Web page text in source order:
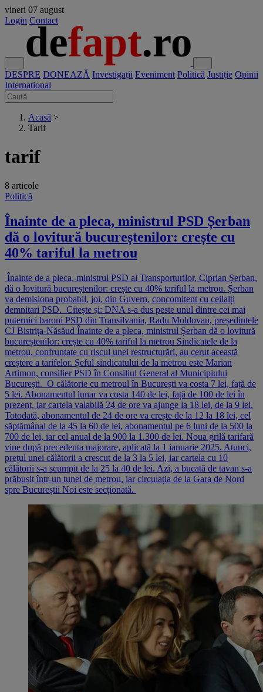
vineri 07 august
Login Contact
DESPRE DONEAZĂ Investigații Eveniment Politică Justiție Opinii
Internațional
Acasă >
Tarif
tarif
8 articole
Politică
Înainte de a pleca, ministrul PSD Șerban
dă o lovitură bucureștenilor: crește cu
40% tariful la metrou
Înainte de a pleca, ministrul PSD al Transporturilor, Ciprian Șerban,
dă o lovitură bucureștenilor: crește cu 40% tariful la metrou. Șerban
va demisiona probabil, joi, din Guvern, concomitent cu ceilalți
demnitari PSD. Citește și: DNA s-a dus peste unul dintre cei mai
puternici baroni PSD din Transilvania, Radu Moldovan, președintele
CJ Bistrița-Năsăud Înainte de a pleca, ministrul Șerban dă o lovitură
bucureștenilor: crește cu 40% tariful la metrou Sindicatele de la
metrou, confruntate cu riscul unei restructurări, au cerut această
creștere a tarifelor. Șeful sindicatului de la metrou este Marian
Artimon, consilier PSD în Consiliul General al Municipiului
București. O călătorie cu metroul în București va costa 7 lei, față de
5 lei. Abonamentul lunar va costa 140 de lei, față de 100 de lei în
prezent, iar cartela valabilă 24 de ore va ajunge la 18 lei, de la 9 lei.
Totodată, abonamentul de 24 de ore va crește de la 12 la 18 lei, cel
săptămânal de la 45 la 60 de lei, abonamentul pe 6 luni de la 500 la
700 de lei, iar cel anual de la 900 la 1.300 de lei. Noua grilă tarifară
vine după precedenta majorare, aplicată la 1 ianuarie 2025. Atunci,
prețul unei călătorii a crescut de la 3 la 5 lei, iar cartela cu 10
călătorii s-a scumpit de la 25 la 40 de lei. Azi, a bucată de tavan s-a
prăbușit într-un tunel de metrou, iar circulația de la Gara de Nord
spre Bucureștii Noi este secționată.